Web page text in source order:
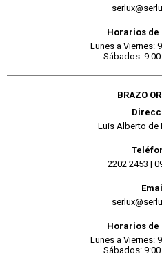
Horarios de
Lunes a Viernes:
Sábados:
BRAZO
Luis Alberto de
2202 2453 |
Horarios de
Lunes a Viernes:
Sábados: